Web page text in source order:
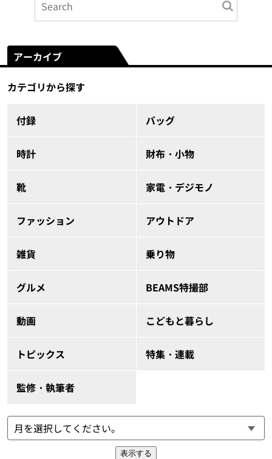
アーカイブ
カテゴリから探す
付録 バッグ
時計 財布・小物
靴 家電・デジモノ
ファッション アウトドア
雑貨 乗り物
グルメ BEAMS特撮部
動画 こどもと暮らし
トピックス 特集・連載
監修・執筆者
表示する